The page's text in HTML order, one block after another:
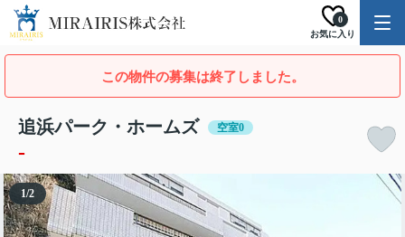
お気に入り
0
この物件の募集は終了しました。
追浜パーク・ホームズ 空室0
-
1/2